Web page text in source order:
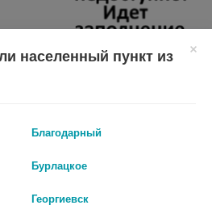
№50/БЕЛЫЙ
1 716 руб.
населенный пункт из
Благодарный
Бурлацкое
Георгиевск